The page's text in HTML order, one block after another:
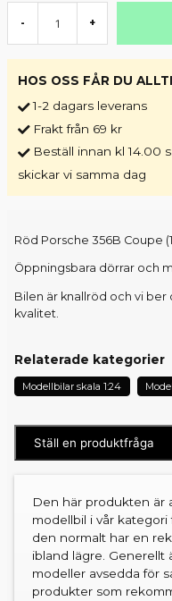
- +
HOS OSS FÅR DU
1-2 dagars leverans
Frakt från 69 kr
Beställ innan kl 14.00
skickar vi samma dag
Röd Porsche 356B Coupe
Öppningsbara dörrar och
Bilen är knallröd och vi ber
kvalitet.
Relaterade kategorier
Modellbilar skala 1:24
Ställ en produktfråga
Den här produkten är
modellbil i vår
den normalt har en
ibland lägre. Generellt
modeller avsedda för
produkter som